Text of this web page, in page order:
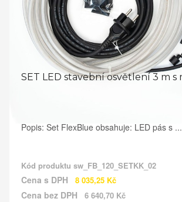
Popis: Set FlexBlue obsahuje: LED pás s ...
Kód produktu sw_FB_120_SETKK_02
Cena s DPH 8 035,25 Kč
Cena bez DPH
6 640,70 Kč